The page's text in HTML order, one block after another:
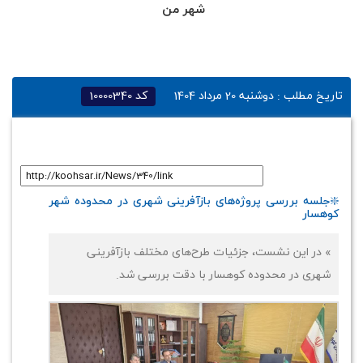
شهر من
تاریخ مطلب : دوشنبه 20 مرداد 1404 کد 10000340
❇️جلسه بررسی پروژه‌های بازآفرینی شهری در محدوده شهر
کوهسار
» در این نشست، جزئیات طرح‌های مختلف بازآفرینی
شهری در محدوده کوهسار با دقت بررسی شد.